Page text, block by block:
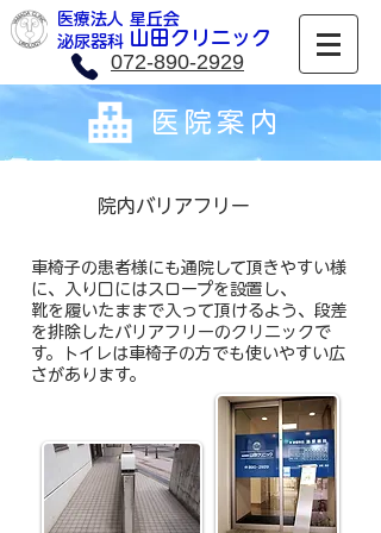
医療法人 星丘会
​山田クリニック
​泌尿器科
072-890-2929
医院案 内
​院内バリアフリー
車椅子の患者様にも通院して頂きやすい様
に、入り口にはスロープを設置し、
靴を履いたままで入って頂けるよう、段差
を排除したバリアフリーのクリニックで
す。トイレは車椅子の方でも使いやすい広
さがあります。